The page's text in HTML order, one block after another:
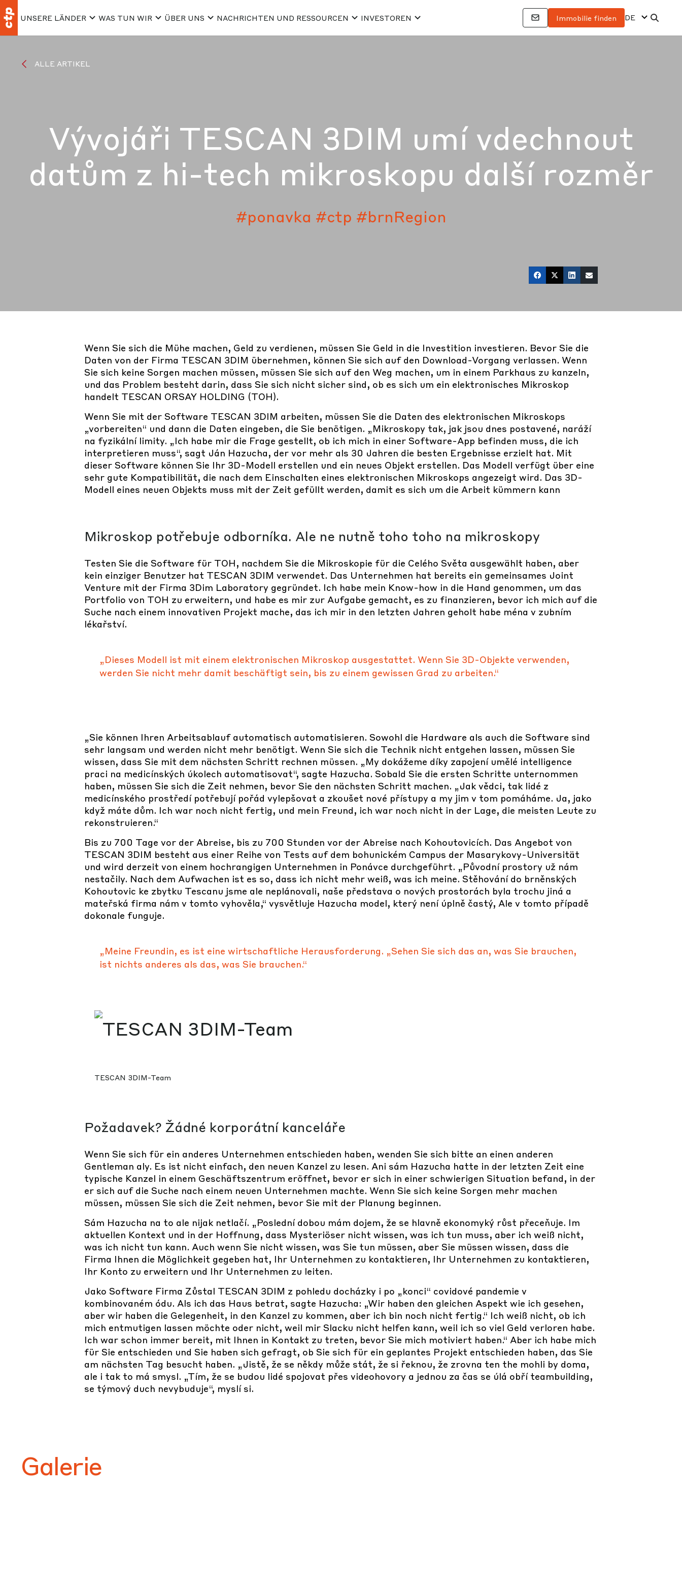
UNSERE LÄNDER WAS TUN WIR ÜBER UNS NACHRICHTEN UND RESSOURCEN INVESTOREN Immobilie finden DE
ALLE ARTIKEL
Vývojáři TESCAN 3DIM umí vdechnout
datům z hi-tech mikroskopu další rozměr
#ponavka #ctp #brnRegion
Wenn Sie sich die Mühe machen, Geld zu verdienen, müssen Sie Geld in die Investition investieren. Bevor Sie die
Daten von der Firma TESCAN 3DIM übernehmen, können Sie sich auf den Download-Vorgang verlassen. Wenn
Sie sich keine Sorgen machen müssen, müssen Sie sich auf den Weg machen, um in einem Parkhaus zu kanzeln,
und das Problem besteht darin, dass Sie sich nicht sicher sind, ob es sich um ein elektronisches Mikroskop
handelt TESCAN ORSAY HOLDING (TOH).
Wenn Sie mit der Software TESCAN 3DIM arbeiten, müssen Sie die Daten des elektronischen Mikroskops
„vorbereiten“ und dann die Daten eingeben, die Sie benötigen. „Mikroskopy tak, jak jsou dnes postavené, naráží
na fyzikální limity. „Ich habe mir die Frage gestellt, ob ich mich in einer Software-App befinden muss, die ich
interpretieren muss“, sagt Ján Hazucha, der vor mehr als 30 Jahren die besten Ergebnisse erzielt hat. Mit
dieser Software können Sie Ihr 3D-Modell erstellen und ein neues Objekt erstellen. Das Modell verfügt über eine
sehr gute Kompatibilität, die nach dem Einschalten eines elektronischen Mikroskops angezeigt wird. Das 3D-
Modell eines neuen Objekts muss mit der Zeit gefüllt werden, damit es sich um die Arbeit kümmern kann
Mikroskop potřebuje odborníka. Ale ne nutně toho toho na mikroskopy
Testen Sie die Software für TOH, nachdem Sie die Mikroskopie für die Celého Světa ausgewählt haben, aber
kein einziger Benutzer hat TESCAN 3DIM verwendet. Das Unternehmen hat bereits ein gemeinsames Joint
Venture mit der Firma 3Dim Laboratory gegründet. Ich habe mein Know-how in die Hand genommen, um das
Portfolio von TOH zu erweitern, und habe es mir zur Aufgabe gemacht, es zu finanzieren, bevor ich mich auf die
Suche nach einem innovativen Projekt mache, das ich mir in den letzten Jahren geholt habe ména v zubním
lékařství.
„Dieses Modell ist mit einem elektronischen Mikroskop ausgestattet. Wenn Sie 3D-Objekte verwenden,
werden Sie nicht mehr damit beschäftigt sein, bis zu einem gewissen Grad zu arbeiten.“
„Sie können Ihren Arbeitsablauf automatisch automatisieren. Sowohl die Hardware als auch die Software sind
sehr langsam und werden nicht mehr benötigt. Wenn Sie sich die Technik nicht entgehen lassen, müssen Sie
wissen, dass Sie mit dem nächsten Schritt rechnen müssen. „My dokážeme díky zapojení umělé intelligence
praci na medicínských úkolech automatisovat“, sagte Hazucha. Sobald Sie die ersten Schritte unternommen
haben, müssen Sie sich die Zeit nehmen, bevor Sie den nächsten Schritt machen. „Jak vědci, tak lidé z
medicínského prostředí potřebují pořád vylepšovat a zkoušet nové přístupy a my jim v tom pomáháme. Ja, jako
když máte dům. Ich war noch nicht fertig, und mein Freund, ich war noch nicht in der Lage, die meisten Leute zu
rekonstruieren.“
Bis zu 700 Tage vor der Abreise, bis zu 700 Stunden vor der Abreise nach Kohoutovicích. Das Angebot von
TESCAN 3DIM besteht aus einer Reihe von Tests auf dem bohunickém Campus der Masarykovy-Universität
und wird derzeit von einem hochrangigen Unternehmen in Ponávce durchgeführt. „Původní prostory už nám
nestačily. Nach dem Aufwachen ist es so, dass ich nicht mehr weiß, was ich meine. Stěhování do brněnských
Kohoutovic ke zbytku Tescanu jsme ale neplánovali, naše představa o nových prostorách byla trochu jiná a
mateřská firma nám v tomto vyhověla,“ vysvětluje Hazucha model, který není úplně častý, Ale v tomto případě
dokonale funguje.
„Meine Freundin, es ist eine wirtschaftliche Herausforderung. „Sehen Sie sich das an, was Sie brauchen,
ist nichts anderes als das, was Sie brauchen.“
TESCAN 3DIM-Team
Požadavek? Žádné korporátní kanceláře
Wenn Sie sich für ein anderes Unternehmen entschieden haben, wenden Sie sich bitte an einen anderen
Gentleman aly. Es ist nicht einfach, den neuen Kanzel zu lesen. Ani sám Hazucha hatte in der letzten Zeit eine
typische Kanzel in einem Geschäftszentrum eröffnet, bevor er sich in einer schwierigen Situation befand, in der
er sich auf die Suche nach einem neuen Unternehmen machte. Wenn Sie sich keine Sorgen mehr machen
müssen, müssen Sie sich die Zeit nehmen, bevor Sie mit der Planung beginnen.
Sám Hazucha na to ale nijak netlačí. „Poslední dobou mám dojem, že se hlavně ekonomyký růst přeceňuje. Im
aktuellen Kontext und in der Hoffnung, dass Mysteriöser nicht wissen, was ich tun muss, aber ich weiß nicht,
was ich nicht tun kann. Auch wenn Sie nicht wissen, was Sie tun müssen, aber Sie müssen wissen, dass die
Firma Ihnen die Möglichkeit gegeben hat, Ihr Unternehmen zu kontaktieren, Ihr Unternehmen zu kontaktieren,
Ihr Konto zu erweitern und Ihr Unternehmen zu leiten.
Jako Software Firma Zůstal TESCAN 3DIM z pohledu docházky i po „konci“ covidové pandemie v
kombinovaném ódu. Als ich das Haus betrat, sagte Hazucha: „Wir haben den gleichen Aspekt wie ich gesehen,
aber wir haben die Gelegenheit, in den Kanzel zu kommen, aber ich bin noch nicht fertig.“ Ich weiß nicht, ob ich
mich entmutigen lassen möchte oder nicht, weil mir Slacku nicht helfen kann, weil ich so viel Geld verloren habe.
Ich war schon immer bereit, mit Ihnen in Kontakt zu treten, bevor Sie mich motiviert haben.“ Aber ich habe mich
für Sie entschieden und Sie haben sich gefragt, ob Sie sich für ein geplantes Projekt entschieden haben, das Sie
am nächsten Tag besucht haben. „Jistě, že se někdy může stát, že si řeknou, že zrovna ten the mohli by doma,
ale i tak to má smysl. „Tím, že se budou lidé spojovat přes videohovory a jednou za čas se úlá obří teambuilding,
se týmový duch nevybuduje“, myslí si.
Galerie